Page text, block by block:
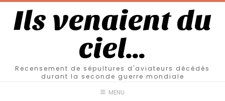
Ils venaient du
ciel…
Recensement de sépultures d'aviateurs décédés
durant la seconde guerre mondiale
MENU